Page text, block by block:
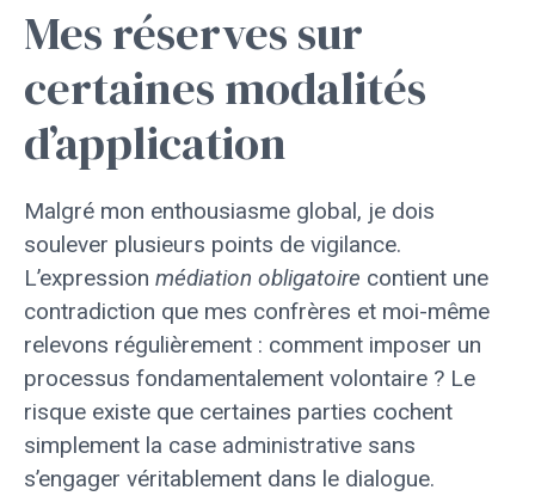
Mes réserves sur
certaines modalités
d’application
Malgré mon enthousiasme global, je dois
soulever plusieurs points de vigilance.
L’expression médiation obligatoire contient une
contradiction que mes confrères et moi-même
relevons régulièrement : comment imposer un
processus fondamentalement volontaire ? Le
risque existe que certaines parties cochent
simplement la case administrative sans
s’engager véritablement dans le dialogue.